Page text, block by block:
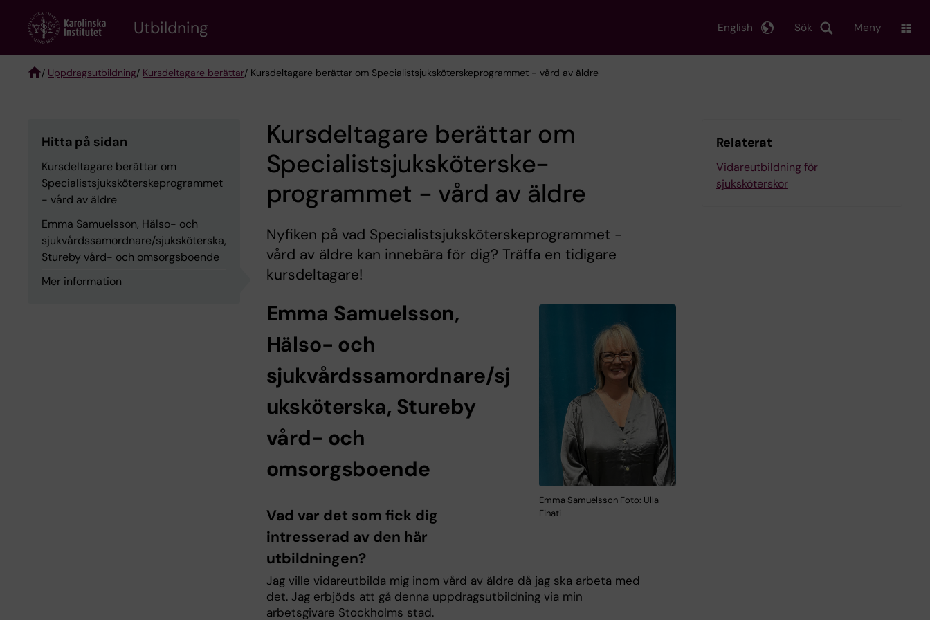
content
Utbildning Sök
English Meny
/ Uppdragsutbildning/ Kursdeltagare berättar/ Kursdeltagare berättar om Specialist­sjuksköterske­programmet - vård av äldre
Hitta på sidan
Kursdeltagare berättar om
Specialist­sjuksköterske­programmet
- vård av äldre
Emma Samuelsson, Hälso- och
sjukvårdssamordnare/sjuksköterska,
Stureby vård- och omsorgsboende
Mer information
Kursdeltagare berättar om
Specialist­sjuksköterske­
programmet - vård av äldre
Nyfiken på vad Specialist­sjuksköterske­programmet -
vård av äldre kan innebära för dig? Träffa en tidigare
kursdeltagare!
Emma Samuelsson Foto: Ulla
Finati
Emma Samuelsson,
Hälso- och
sjukvårdssamordnare/sj
uksköterska, Stureby
vård- och
omsorgsboende
Vad var det som fick dig
intresserad av den här
utbildningen?
Jag ville vidareutbilda mig inom vård av äldre då jag ska arbeta med
det. Jag erbjöds att gå denna uppdragsutbildning via min
arbetsgivare Stockholms stad.
Relaterat
Vidareutbildning för
sjuksköterskor